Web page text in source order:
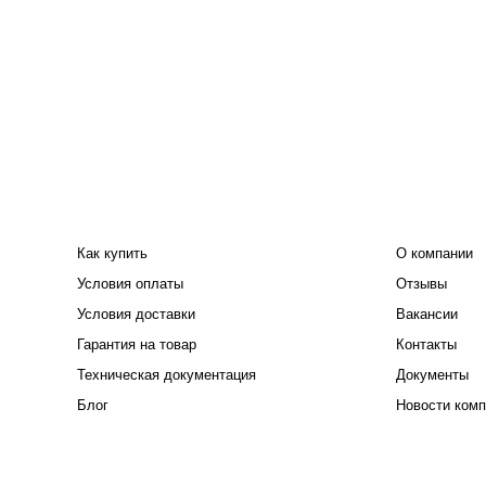
Как купить
Условия оплаты
Условия доставки
Гарантия на товар
Техническая документация
Блог
О компании
Отзывы
Вакансии
Контакты
Документы
Новости